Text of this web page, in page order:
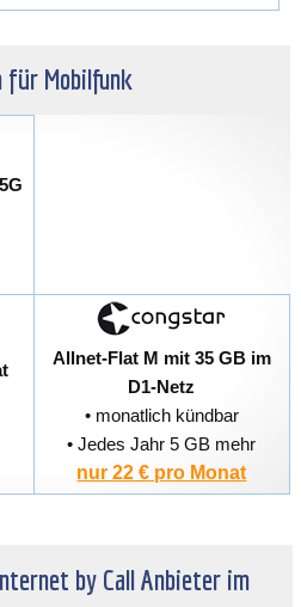
für Mobilfunk
Allnet-Flat M mit 35 GB im
D1-Netz
• monatlich kündbar
• Jedes Jahr 5 GB mehr
nur 22 € pro Monat
by Call Anbieter im